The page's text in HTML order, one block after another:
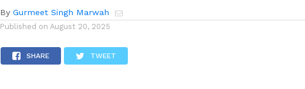
By Gurmeet Singh Marwah
Published on August 20, 2025
SHARE TWEET